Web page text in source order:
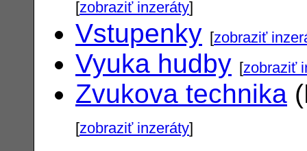
[zobraziť inzeráty]
Vstupenky [zobraziť
Vyuka hudby [zobraziť
Zvukova technika
[zobraziť inzeráty]